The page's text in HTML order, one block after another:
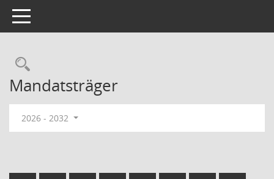
Toggle navigation
Rechercheauswahl
Mandatsträger
2026 - 2032